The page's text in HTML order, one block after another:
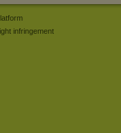
infringement